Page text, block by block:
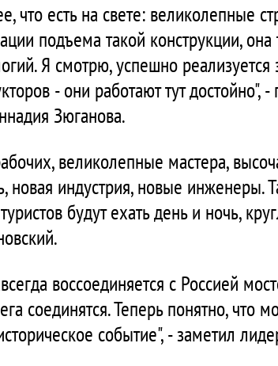
что есть на свете: великолепные
подъема такой конструкции,
Я смотрю, успешно
- они работают тут
Зюганова.
великолепные мастера,
индустрия, новые инженеры.
будут ехать день и ночь,
воссоединяется с Россией
соединятся. Теперь понятно, что
событие", - заметил